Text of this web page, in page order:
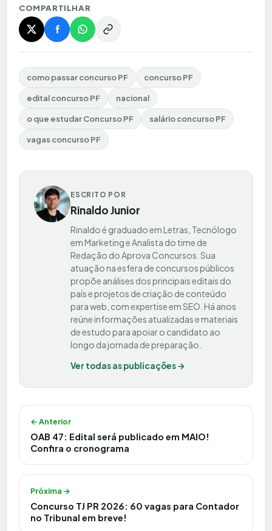
COMPARTILHAR
como passar concurso PF concurso PF
edital concurso PF nacional
o que estudar Concurso PF salário concurso PF
vagas concurso PF
ESCRITO POR
Rinaldo Junior
Rinaldo é graduado em Letras, Tecnólogo
em Marketing e Analista do time de
Redação do Aprova Concursos. Sua
atuação na esfera de concursos públicos
propõe análises dos principais editais do
país e projetos de criação de conteúdo
para web, com expertise em SEO. Há anos
reúne informações atualizadas e materiais
de estudo para apoiar o candidato ao
longo da jornada de preparação.
Ver todas as publicações →
Navegação de Post
← Anterior
OAB 47: Edital será publicado em MAIO!
Confira o cronograma
Próxima →
Concurso TJ PR 2026: 60 vagas para Contador
no Tribunal em breve!